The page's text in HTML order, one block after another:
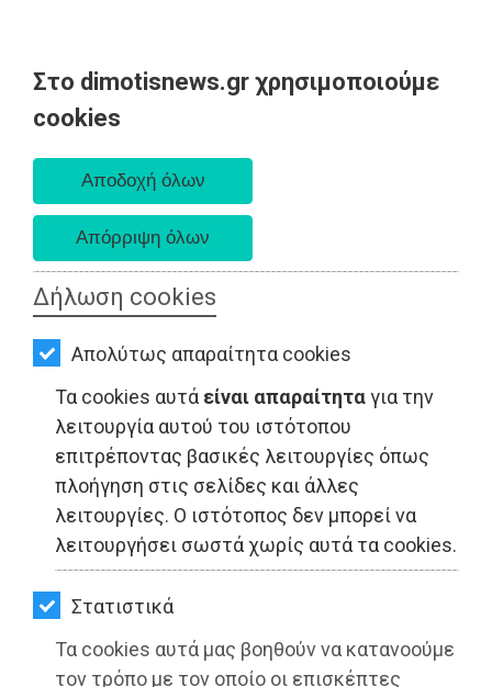
Στο dimotisnews.gr χρησιμοποιούμε
cookies
Δήλωση cookies
Απολύτως απαραίτητα cookies
Τα cookies αυτά είναι απαραίτηταγια την
λειτουργία αυτού του ιστότοπου
επιτρέποντας βασικές λειτουργίες όπως
πλοήγηση στις σελίδες και άλλες
λειτουργίες. Ο ιστότοπος δεν μπορεί να
λειτουργήσει σωστά χωρίς αυτά τα cookies.
Στατιστικά
Τα cookies αυτά μας βοηθούν να κατανοούμε
τον τρόπο με τον οποίο οι επισκέπτες
AΡΧΙΚΗ
ΕΙΔΗΣΕΙΣ
ΠΟΛΙΤΙΚΗ
ΤΟΠΙΚΗ
ΑΥΤΟΔΙΟΙΚΗΣΗ
ΟΙΚΟΝΟΜΙΑ
ΑΘΛΗΤΙΣΜΟΣ
ΠΟΛΙΤΙΣΜΟΣ
ΣΠΙΤΙ-
ΚΗΠΟΣ
ΥΓΕΙΑ
LIFESTYLE
ΤΑΞΙΔΙΑ
LIFESTYLE - Βούλα